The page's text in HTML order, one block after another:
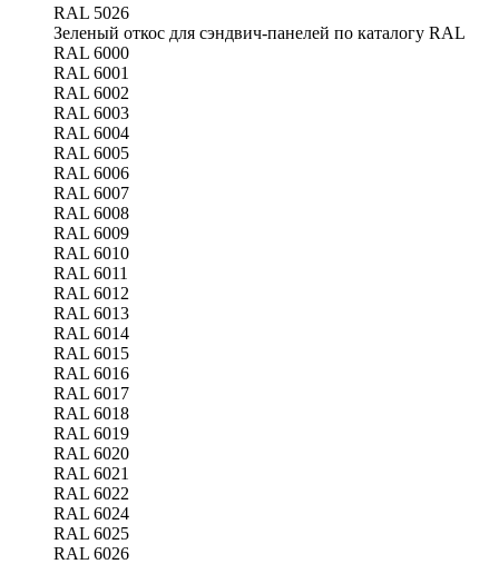
RAL 5026
Зеленый откос для сэндвич-панелей по каталогу RAL
RAL 6000
RAL 6001
RAL 6002
RAL 6003
RAL 6004
RAL 6005
RAL 6006
RAL 6007
RAL 6008
RAL 6009
RAL 6010
RAL 6011
RAL 6012
RAL 6013
RAL 6014
RAL 6015
RAL 6016
RAL 6017
RAL 6018
RAL 6019
RAL 6020
RAL 6021
RAL 6022
RAL 6024
RAL 6025
RAL 6026